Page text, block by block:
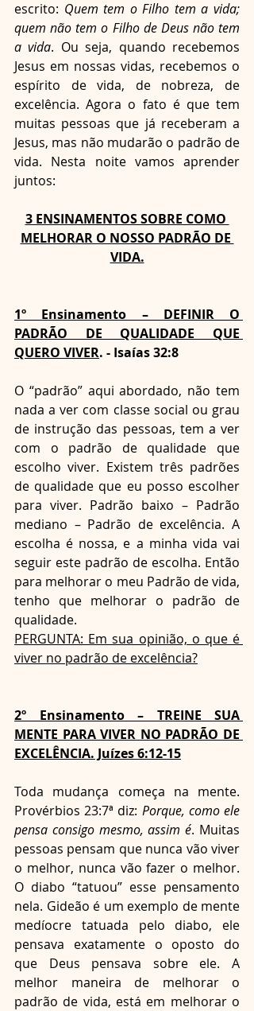
escrito: Quem tem o Filho tem a vida;
quem não tem o Filho de Deus não tem
a vida. Ou seja, quando recebemos
Jesus em nossas vidas, recebemos o
espírito de vida, de nobreza, de
excelência. Agora o fato é que tem
muitas pessoas que já receberam a
Jesus, mas não mudarão o padrão de
vida. Nesta noite vamos aprender
juntos:
3 ENSINAMENTOS SOBRE COMO
MELHORAR O NOSSO PADRÃO DE
VIDA.
1º Ensinamento – DEFINIR O
PADRÃO DE QUALIDADE QUE
QUERO VIVER. - Isaías 32:8
O “padrão” aqui abordado, não tem
nada a ver com classe social ou grau
de instrução das pessoas, tem a ver
com o padrão de qualidade que
escolho viver. Existem três padrões
de qualidade que eu posso escolher
para viver. Padrão baixo – Padrão
mediano – Padrão de excelência. A
escolha é nossa, e a minha vida vai
seguir este padrão de escolha. Então
para melhorar o meu Padrão de vida,
tenho que melhorar o padrão de
qualidade.
PERGUNTA: Em sua opinião, o que é
viver no padrão de excelência?
2º Ensinamento – TREINE SUA
MENTE PARA VIVER NO PADRÃO DE
EXCELÊNCIA. Juízes 6:12-15
Toda mudança começa na mente.
Provérbios 23:7ª diz: Porque, como ele
pensa consigo mesmo, assim é. Muitas
pessoas pensam que nunca vão viver
o melhor, nunca vão fazer o melhor.
O diabo “tatuou” esse pensamento
nela. Gideão é um exemplo de mente
medíocre tatuada pelo diabo, ele
pensava exatamente o oposto do
que Deus pensava sobre ele. A
melhor maneira de melhorar o
padrão de vida, está em melhorar o